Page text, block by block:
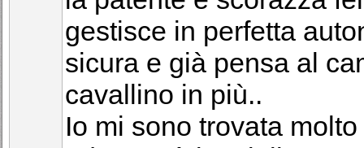
gestisce in perfetta
sicura e già pensa al
cavallino in più..
Io mi sono trovata